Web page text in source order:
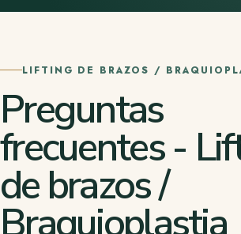
LIFTING DE BRAZOS /
Preguntas
frecuentes -
de brazos /
Braquioplastia